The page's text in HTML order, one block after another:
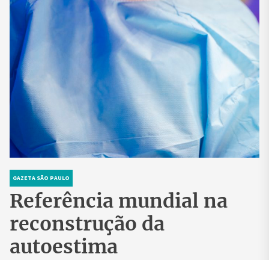
GAZETA SÃO PAULO
Referência mundial na
reconstrução da
autoestima